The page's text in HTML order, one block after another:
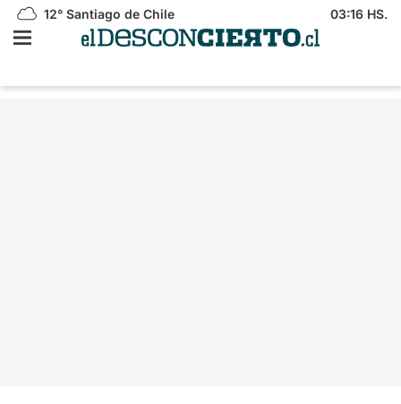
12° Santiago de Chile 03:16 HS.